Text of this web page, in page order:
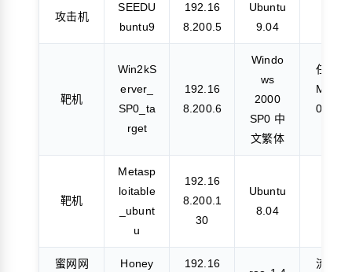
攻击机
SEEDU
buntu9
192.16
8.200.5
Ubuntu
9.04
靶机
Win2kS
erver_
SP0_ta
rget
192.16
8.200.6
Windo
ws
2000
SP0 中
文繁体
任务一
MS08-
067 目
靶机
Metasp
loitable
_ubunt
u
192.16
8.200.1
30
Ubuntu
8.04
蜜网网 Honey 192.16 流量监